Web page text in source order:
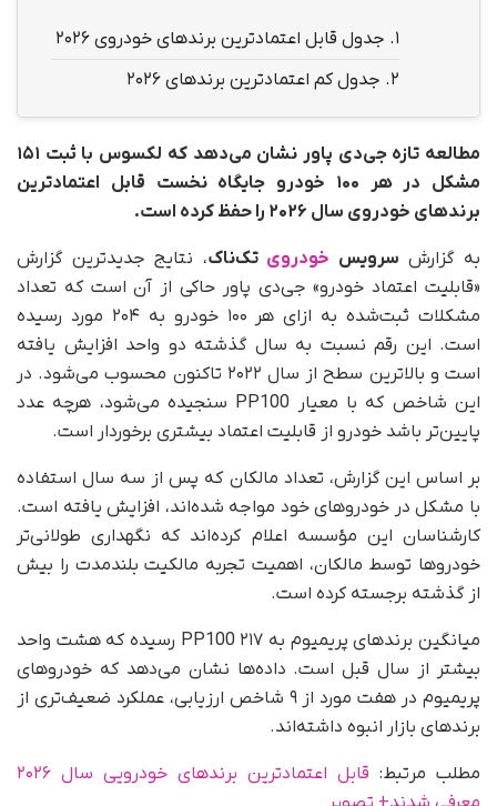
1. جدول قابل اعتمادترین برندهای خودروی ۲۰۲۶
2. جدول کم اعتمادترین برندهای ۲۰۲۶
مطالعه تازه جی‌دی پاور نشان می‌دهد که لکسوس با ثبت ۱۵۱
مشکل در هر ۱۰۰ خودرو جایگاه نخست قابل اعتمادترین
برندهای خودروی سال ۲۰۲۶ را حفظ کرده است.
به گزارش سرویس خودرویتک‌ناک، نتایج جدیدترین گزارش
«قابلیت اعتماد خودرو» جی‌دی پاور حاکی از آن است که تعداد
مشکلات ثبت‌شده به ازای هر ۱۰۰ خودرو به ۲۰۴ مورد رسیده
است. این رقم نسبت به سال گذشته دو واحد افزایش یافته
است و بالاترین سطح از سال ۲۰۲۲ تاکنون محسوب می‌شود. در
این شاخص که با معیار PP100 سنجیده می‌شود، هرچه عدد
پایین‌تر باشد خودرو از قابلیت اعتماد بیشتری برخوردار است.
بر اساس این گزارش، تعداد مالکان که پس از سه سال استفاده
با مشکل در خودروهای خود مواجه شده‌اند، افزایش یافته است.
کارشناسان این مؤسسه اعلام کرده‌اند که نگهداری طولانی‌تر
خودروها توسط مالکان، اهمیت تجربه مالکیت بلندمدت را بیش
از گذشته برجسته کرده است.
میانگین برندهای پریمیوم به ۲۱۷ PP100 رسیده که هشت واحد
بیشتر از سال قبل است. داده‌ها نشان می‌دهد که خودروهای
پریمیوم در هفت مورد از ۹ شاخص ارزیابی، عملکرد ضعیف‌تری از
برندهای بازار انبوه داشته‌اند.
مطلب مرتبط:
قابل اعتمادترین برندهای خودرویی سال ۲۰۲۶